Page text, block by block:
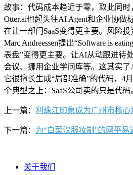
故事：代码成本趋近于零，取此同时
Otter.ai也起头往AI Agent和企业协做
在让一部门SaaS变得更主要。风险
Marc Andreessen提出“Software is
表盘”变得更主要。让AI从动跟进待
会议、挪用企业学问库等。这其实了
它很擅长生成“局部准确”的代码，4
个典型之上：SaaS公司卖的只是代码
上一篇： 利珠江印象成为广州市核
下一篇： 为“白菜汉服妆制”的网平易
关于我们